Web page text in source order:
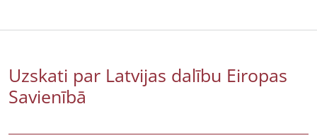
Uzskati par Latvijas dalību Eiropas
Savienībā